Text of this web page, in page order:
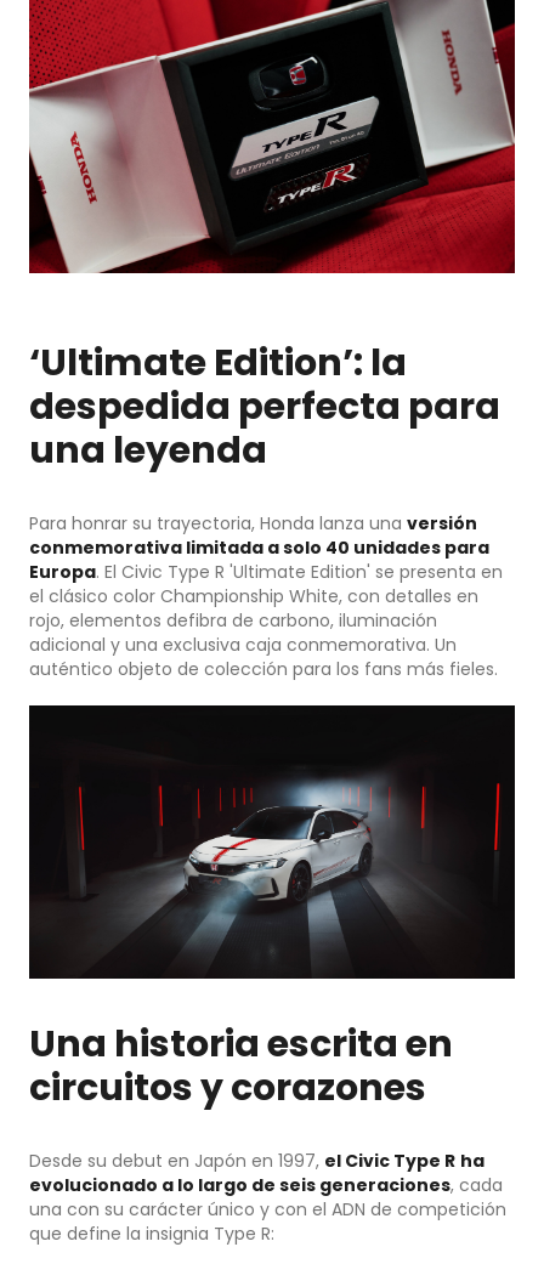
‘Ultimate Edition’: la
despedida perfecta para
una leyenda
Para honrar su trayectoria, Honda lanza una versión
conmemorativa limitada a solo 40 unidades para
Europa. El Civic Type R 'Ultimate Edition' se presenta en
el clásico color Championship White, con detalles en
rojo, elementos defibra de carbono, iluminación
adicional y una exclusiva caja conmemorativa. Un
auténtico objeto de colección para los fans más fieles.
Una historia escrita en
circuitos y corazones
Desde su debut en Japón en 1997, el Civic Type R ha
evolucionado a lo largo de seis generaciones, cada
una con su carácter único y con el ADN de competición
que define la insignia Type R: